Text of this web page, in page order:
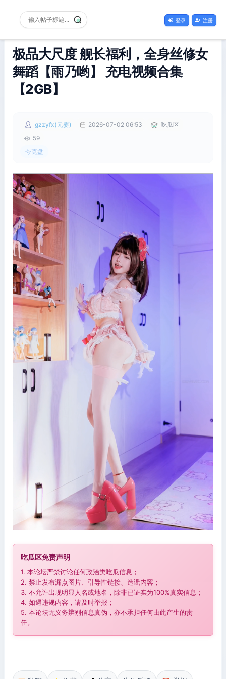
登录 注册
极品大尺度 舰长福利，全身丝修女
舞蹈【雨乃哟】 充电视频合集
【2GB】
gzzyfx(元婴) 2026-07-02 06:53
吃瓜区
59
夸克盘
吃瓜区免责声明
1. 本论坛严禁讨论任何政治类吃瓜信息；
2. 禁止发布漏点图片、引导性链接、造谣内容；
3. 不允许出现明显人名或地名，除非已证实为100%真实信息；
4. 如遇违规内容，请及时举报；
5. 本论坛无义务辨别信息真伪，亦不承担任何由此产生的责
任。